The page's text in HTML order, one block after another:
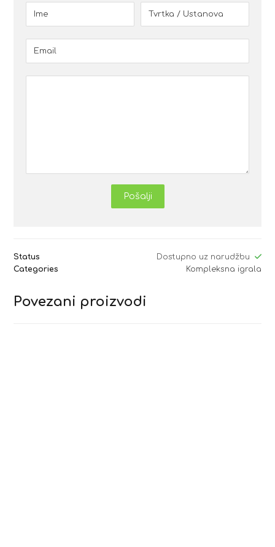
Pošalji
Status
Dostupno uz narudžbu
Categories
Kompleksna igrala
Povezani proizvodi